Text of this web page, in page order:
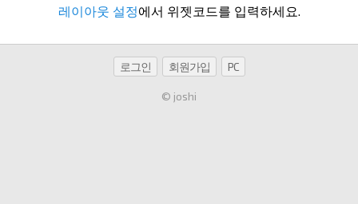
레이아웃 설정에서 위젯코드를 입력하세요.
로그인 회원가입 PC
© joshi